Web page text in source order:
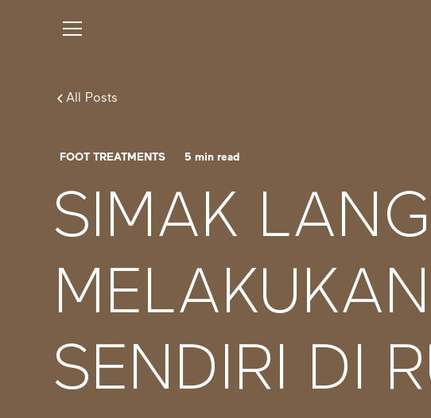
All Posts
FOOT TREATMENTS 5 min read
SIMAK
SENDIRI DI